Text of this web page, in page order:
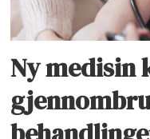
Ny medisin